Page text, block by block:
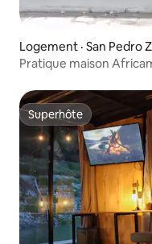
Logement · San Pedro
Pratique maison
Superhôte
Superhôte